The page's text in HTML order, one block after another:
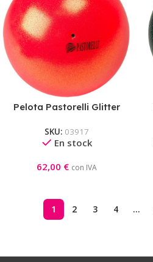
Pelota Pastorelli Glitter
SKU: 03917
En stock
62,00 € con IVA
1 2 3 4 …